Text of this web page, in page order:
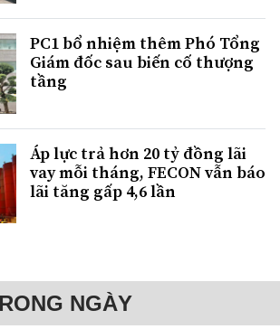
PC1 bổ nhiệm thêm Phó Tổng
Giám đốc sau biến cố thượng
tầng
Áp lực trả hơn 20 tỷ đồng lãi
vay mỗi tháng, FECON vẫn báo
lãi tăng gấp 4,6 lần
NGÀY